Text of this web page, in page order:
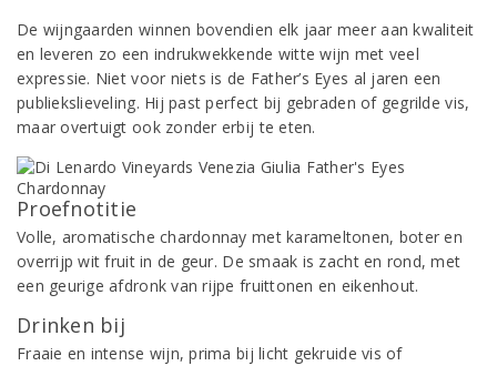
De wijngaarden winnen bovendien elk jaar meer aan kwaliteit
en leveren zo een indrukwekkende witte wijn met veel
expressie. Niet voor niets is de Father’s Eyes al jaren een
publiekslieveling. Hij past perfect bij gebraden of gegrilde vis,
maar overtuigt ook zonder erbij te eten.
Proefnotitie
Volle, aromatische chardonnay met karameltonen, boter en
overrijp wit fruit in de geur. De smaak is zacht en rond, met
een geurige afdronk van rijpe fruittonen en eikenhout.
Drinken bij
Fraaie en intense wijn, prima bij licht gekruide vis of